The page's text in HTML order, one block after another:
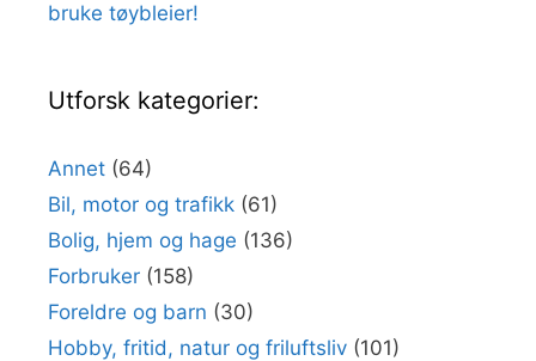
bruke tøybleier!
Utforsk kategorier:
Annet (64)
Bil, motor og trafikk (61)
Bolig, hjem og hage (136)
Forbruker (158)
Foreldre og barn (30)
Hobby, fritid, natur og friluftsliv (101)